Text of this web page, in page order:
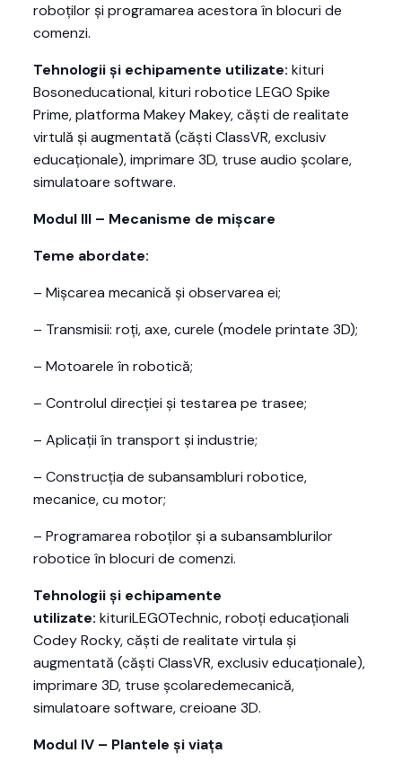
roboților și programarea acestora în blocuri de
comenzi.
Tehnologii și echipamente utilizate: kituri
Bosoneducational, kituri robotice LEGO Spike
Prime, platforma Makey Makey, căști de realitate
virtulă și augmentată (căști ClassVR, exclusiv
educaționale), imprimare 3D, truse audio școlare,
simulatoare software.
Modul III – Mecanisme de mișcare
Teme abordate:
– Mișcarea mecanică și observarea ei;
– Transmisii: roți, axe, curele (modele printate 3D);
– Motoarele în robotică;
– Controlul direcției și testarea pe trasee;
– Aplicații în transport și industrie;
– Construcția de subansambluri robotice,
mecanice, cu motor;
– Programarea roboților și a subansamblurilor
robotice în blocuri de comenzi.
Tehnologii și echipamente
utilizate: kituriLEGOTechnic, roboți educaționali
Codey Rocky, căști de realitate virtula și
augmentată (căști ClassVR, exclusiv educaționale),
imprimare 3D, truse școlaredemecanică,
simulatoare software, creioane 3D.
Modul IV – Plantele și viața